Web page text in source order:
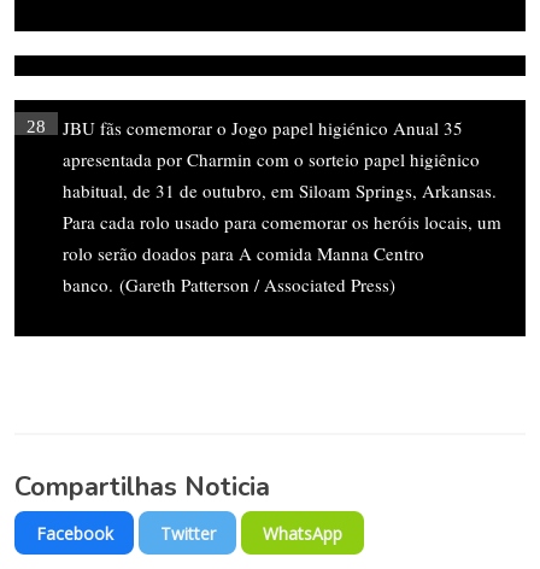
28
JBU fãs comemorar o Jogo papel higiénico Anual 35
apresentada por Charmin com o sorteio papel higiênico
habitual, de 31 de outubro, em Siloam Springs, Arkansas.
Para cada rolo usado para comemorar os heróis locais, um
rolo serão doados para A comida Manna Centro
banco. (Gareth Patterson / Associated Press)
Compartilhas Noticia
Facebook Twitter WhatsApp